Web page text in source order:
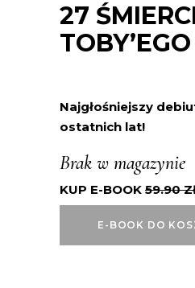
27
Najgłośniejszy
ostatnich lat!
Brak w magazynie
KUP E-BOOK 59.90
E-BOOK DO